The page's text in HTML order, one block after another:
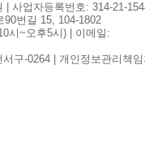
사업자등록번호: 314-21-
번길 15, 104-1802
시~오후5시) | 이메일:
구-0264 | 개인정보관리책